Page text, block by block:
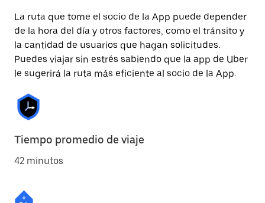
La ruta que tome el socio de la App puede depender
de la hora del día y otros factores, como el tránsito y
la cantidad de usuarios que hagan solicitudes.
Puedes viajar sin estrés sabiendo que la app de Uber
le sugerirá la ruta más eficiente al socio de la App.
Tiempo promedio de viaje
42 minutos